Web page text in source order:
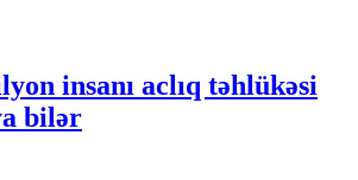
insanı aclıq təhlükəsi
bilər